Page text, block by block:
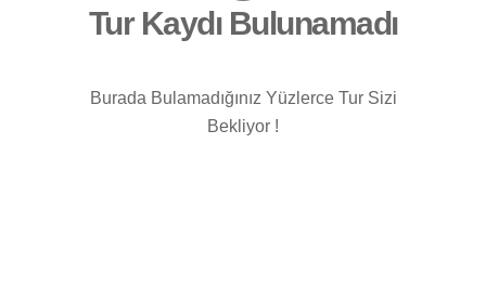
Tur Kaydı Bulunamadı
Burada Bulamadığınız Yüzlerce Tur Sizi
Bekliyor !